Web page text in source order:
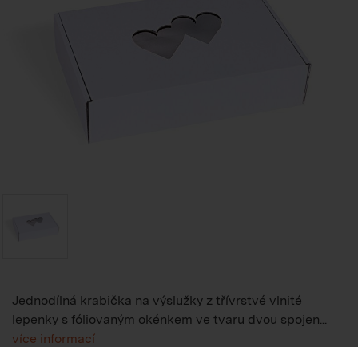
Jednodílná krabička na výslužky z třívrstvé vlnité
lepenky s fóliovaným okénkem ve tvaru dvou spojen...
více informací